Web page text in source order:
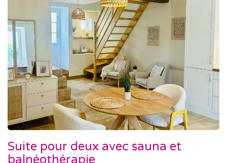
Suite pour deux avec sauna et
balnéothérapie